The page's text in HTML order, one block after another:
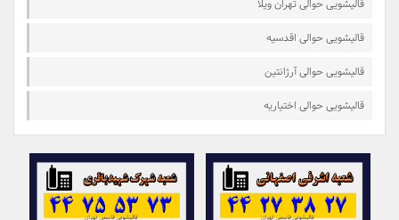
قالیشویی حوالی تهران ویلا
قالیشویی حوالی اقدسیه
قالیشویی حوالی آرژانتین
قالیشویی حوالی اختیاریه